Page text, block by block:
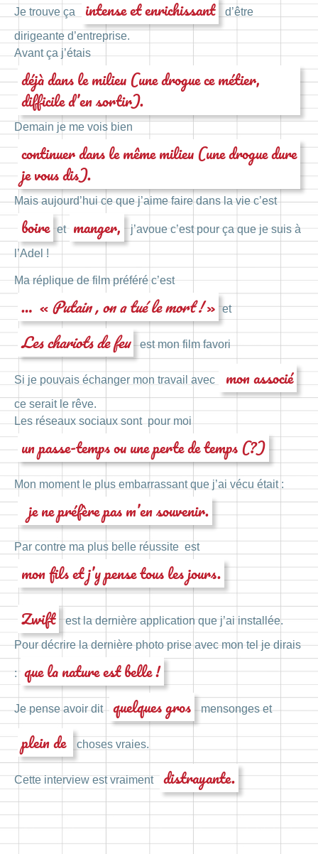
Je trouve ça intense et enrichissant
d’être
dirigeante d’entreprise.
Avant ça j’étais
déjà dans le milieu (une drogue ce métier,
difficile d’en sortir).
Demain je me vois bien
continuer dans le même milieu (une drogue dure
je vous dis).
Mais aujourd’hui ce que j’aime faire dans la vie c’est
boire et manger,
j’avoue c’est pour ça que je suis à
l’Adel !
Ma réplique de film préféré c’est
… «Putain , on a tué le mort !» et
Les chariots de feu est mon film favori
Si je pouvais échanger mon travail avec mon associé
ce serait le rêve.
Les réseaux sociaux sont pour moi
un passe-temps ou une perte de temps (?)
Mon moment le plus embarrassant que j’ai vécu était :
je ne préfère pas m’en souvenir.
Par contre ma plus belle réussite est
mon fils et j’y pense tous les jours.
Zwift
est la dernière application que j’ai installée.
Pour décrire la dernière photo prise avec mon tel je dirais
: que la nature est belle !
Je pense avoir dit quelques gros mensonges et
plein de choses vraies.
Cette interview est vraiment distrayante.